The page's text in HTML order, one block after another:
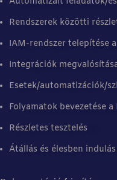
Rendszerek közötti
IAM-rendszer telepítése
Integrációk
Esetek/automatizációk/
Folyamatok bevezetése
Részletes tesztelés
Átállás és élesben indulás